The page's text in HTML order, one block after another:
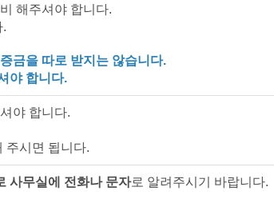
해주셔야 합니다.
.
금을 따로 받지는 않습니다.
야 합니다.
야 합니다.
주시면 됩니다.
사무실에 전화나 문자로 알려주시기 바랍니다.